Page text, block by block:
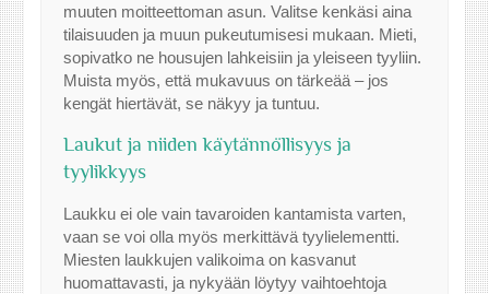
muuten moitteettoman asun. Valitse kenkäsi aina
tilaisuuden ja muun pukeutumisesi mukaan. Mieti,
sopivatko ne housujen lahkeisiin ja yleiseen tyyliin.
Muista myös, että mukavuus on tärkeää – jos
kengät hiertävät, se näkyy ja tuntuu.
Laukut ja niiden käytännöllisyys ja
tyylikkyys
Laukku ei ole vain tavaroiden kantamista varten,
vaan se voi olla myös merkittävä tyylielementti.
Miesten laukkujen valikoima on kasvanut
huomattavasti, ja nykyään löytyy vaihtoehtoja